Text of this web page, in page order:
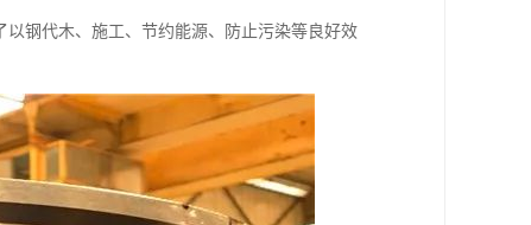
钢代木、施工、节约能源、防止污染等良好效